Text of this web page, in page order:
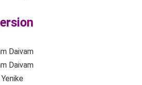
Daivam
Daivam